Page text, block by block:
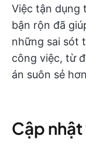
Việc tận dụng
bận rộn đã
những sai sót
công việc, từ
án suôn sẻ
Cập